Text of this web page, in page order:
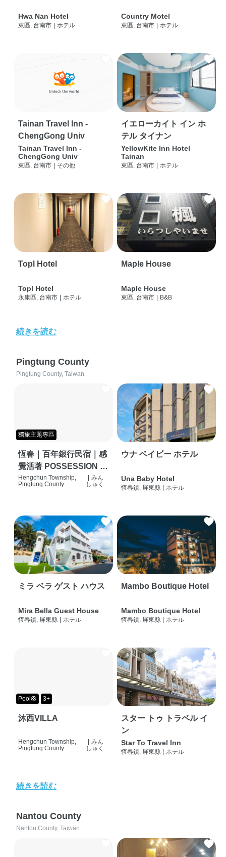
Hwa Nan Hotel
東區, 台南市 | ホテル
Country Motel
東區, 台南市 | ホテル
Tainan Travel Inn -
ChengGong Univ
Tainan Travel Inn -
ChengGong Univ
東區, 台南市 | その他
イエローカイト イン ホ
テル タイナン
YellowKite Inn Hotel
Tainan
東區, 台南市 | ホテル
Topl Hotel
Topl Hotel
永康區, 台南市 | ホテル
Maple House
Maple House
東區, 台南市 | B&B
続きを読む
Pingtung County
Pingtung County, Taiwan
獨旅主題專區
恆春｜百年銀行民宿｜感
覺活著 POSSESSION |
背包客棧 | 恆春必住特色
Hengchun Township,
Pingtung County
みん
しゅく
ウナ ベイビー ホテル
Una Baby Hotel
恆春鎮, 屏東縣 ホテル
ミラ ベラ ゲスト ハウス
Mira Bella Guest House
恆春鎮, 屏東縣 ホテル
Mambo Boutique Hotel
Mambo Boutique Hotel
恆春鎮, 屏東縣 ホテル
Pool🛟 3+
沐西VILLA
Hengchun Township,
Pingtung County
みん
しゅく
スター トゥ トラベル イ
ン
Star To Travel Inn
恆春鎮, 屏東縣 ホテル
続きを読む
Nantou County
Nantou County, Taiwan